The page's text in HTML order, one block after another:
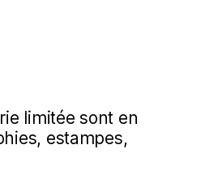
limitée sont en
estampes,